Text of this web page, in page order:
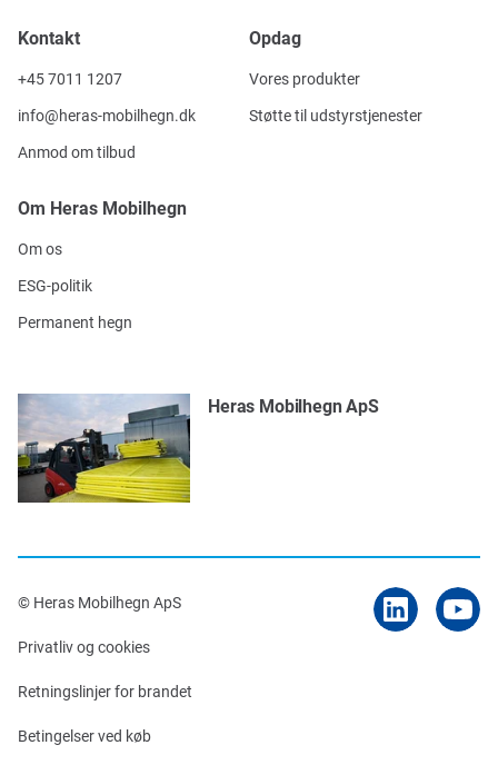
Kontakt
+45 7011 1207
info@heras-mobilhegn.dk
Anmod om tilbud
Opdag
Vores produkter
Støtte til udstyrstjenester
Om Heras Mobilhegn
Om os
ESG-politik
Permanent hegn
Heras Mobilhegn ApS
© Heras Mobilhegn ApS
Privatliv og cookies
Retningslinjer for brandet
Betingelser ved køb